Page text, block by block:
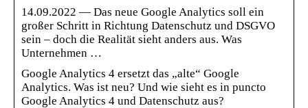
14.09.2022 — Das neue Google Analytics soll ein
großer Schritt in Richtung Datenschutz und DSGVO
sein – doch die Realität sieht anders aus. Was
Unternehmen …
Google Analytics 4 ersetzt das „alte“ Google
Analytics. Was ist neu? Und wie sieht es in puncto
Google Analytics 4 und Datenschutz aus?